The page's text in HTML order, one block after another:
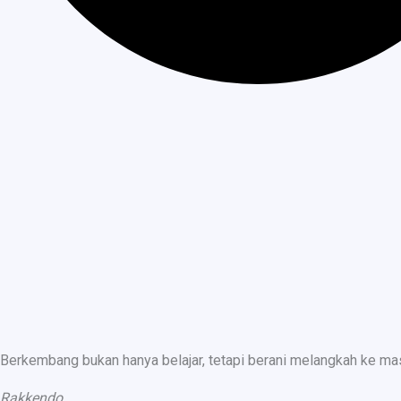
Berkembang bukan hanya belajar, tetapi berani melangkah ke